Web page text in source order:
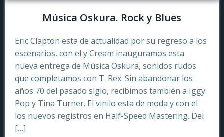
Música Oskura. Rock y Blues
Eric Clapton esta de actualidad por su regreso a los
escenarios, con el y Cream inauguramos esta
nueva entrega de Música Oskura, sonidos rudos
que completamos con T. Rex. Sin abandonar los
años 70 del pasado siglo, recibimos también a Iggy
Pop y Tina Turner. El vinilo esta de moda y con el
los nuevos registros en Half-Speed Mastering. Del
[…]